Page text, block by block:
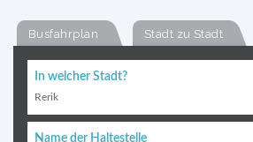
Busfahrplan Stadt zu Stadt
In welcher Stadt?
Rerik
Name der Haltestelle